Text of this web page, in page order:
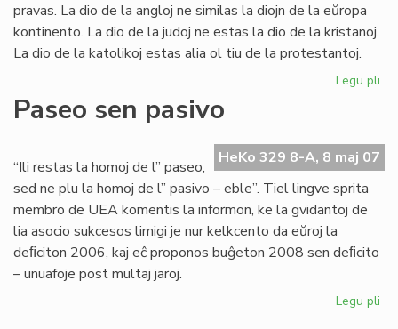
pravas. La dio de la angloj ne similas la diojn de la eŭropa
kontinento. La dio de la judoj ne estas la dio de la kristanoj.
La dio de la katolikoj estas alia ol tiu de la protestantoj.
Legu pli
Paseo sen pasivo
HeKo 329 8-A, 8 maj 07
“Ili restas la homoj de l” paseo,
sed ne plu la homoj de l” pasivo – eble”. Tiel lingve sprita
membro de UEA komentis la informon, ke la gvidantoj de
lia asocio sukcesos limigi je nur kelkcento da eŭroj la
deﬁciton 2006, kaj eĉ proponos buĝeton 2008 sen deﬁcito
– unuafoje post multaj jaroj.
Legu pli